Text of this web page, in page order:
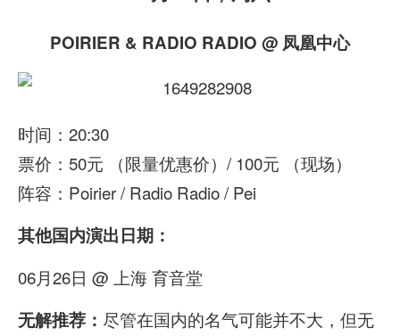
POIRIER & RADIO RADIO @ 凤凰中心
时间：20:30
票价：50元 （限量优惠价）/ 100元 （现场）
阵容：Poirier / Radio Radio / Pei
其他国内演出日期：
06月26日 @ 上海 育音堂
无解推荐： 尽管在国内的名气可能并不大，但无